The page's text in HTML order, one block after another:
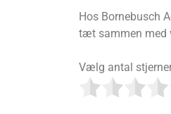
Hos Bornebusch
tæt sammen med
Vælg antal